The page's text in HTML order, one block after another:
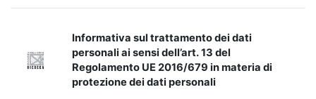
Informativa sul trattamento dei dati
personali ai sensi dell’art. 13 del
Regolamento UE 2016/679 in materia di
protezione dei dati personali